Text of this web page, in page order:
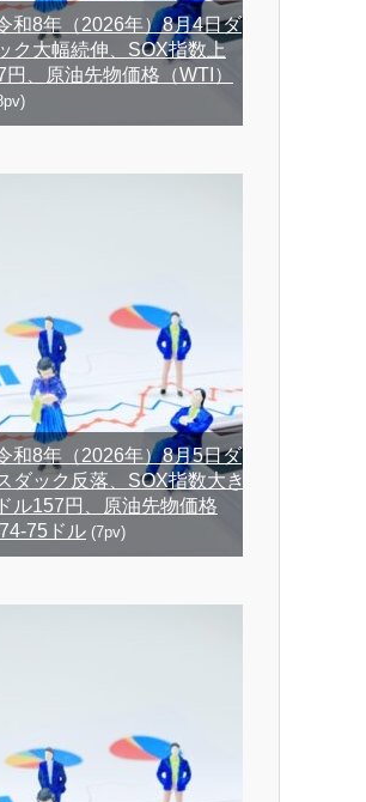
和8年（2026年）8月4日ダ
ク大幅続伸、SOX指数上
、原油先物価格（WTI）
和8年（2026年）8月5日ダ
ダック反落、SOX指数大き
ル157円、原油先物価格
75ドル (7pv)